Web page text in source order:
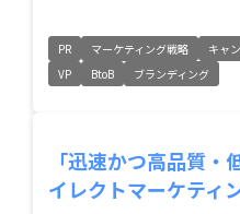
PR マーケティング戦略 キャ
VP
BtoB ブランディング
「迅速かつ高品質
イレクトマーケティ